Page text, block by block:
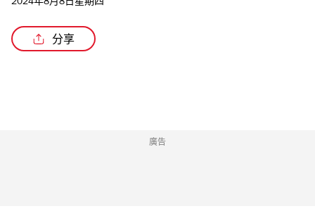
2024年8月8日星期四
分享
廣告